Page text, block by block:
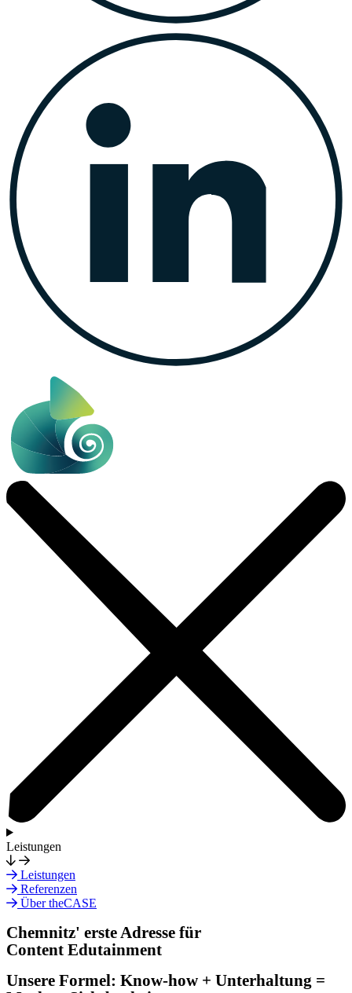
Leistungen
Leistungen
Referenzen
Über theCASE
Chemnitz' erste Adresse für
Content Edutainment
Unsere Formel: Know-how + Unterhaltung =